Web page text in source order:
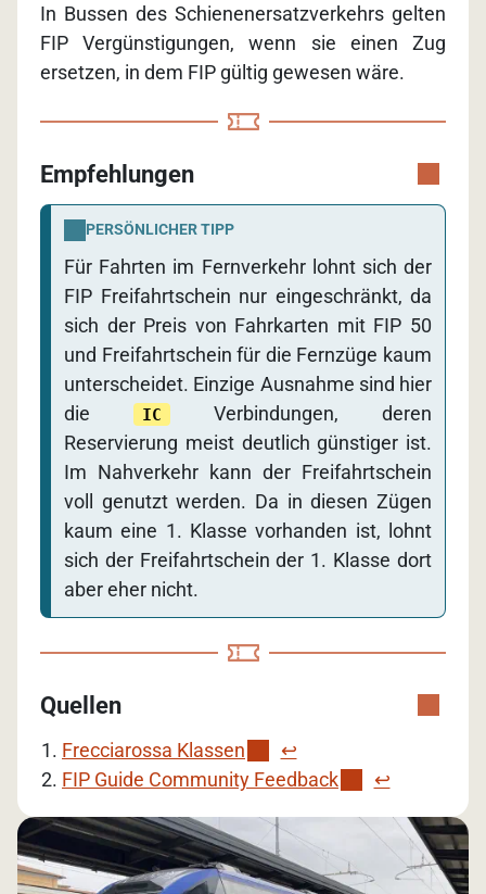
In Bussen des Schienenersatzverkehrs gelten
FIP Vergünstigungen, wenn sie einen Zug
ersetzen, in dem FIP gültig gewesen wäre.
Empfehlungen
PERSÖNLICHER TIPP
Für Fahrten im Fernverkehr lohnt sich der
FIP Freifahrtschein nur eingeschränkt, da
sich der Preis von Fahrkarten mit FIP 50
und Freifahrtschein für die Fernzüge kaum
unterscheidet. Einzige Ausnahme sind hier
die
IC
Verbindungen, deren
Reservierung meist deutlich günstiger ist.
Im Nahverkehr kann der Freifahrtschein
voll genutzt werden. Da in diesen Zügen
kaum eine 1. Klasse vorhanden ist, lohnt
sich der Freifahrtschein der 1. Klasse dort
aber eher nicht.
Quellen
Frecciarossa Klassen
↩︎
FIP Guide Community Feedback
↩︎